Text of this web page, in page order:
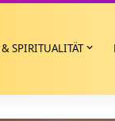
SPIRITUALITÄT